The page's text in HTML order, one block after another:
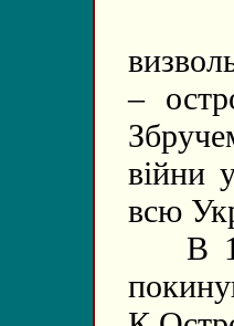
–
війни
всю
В